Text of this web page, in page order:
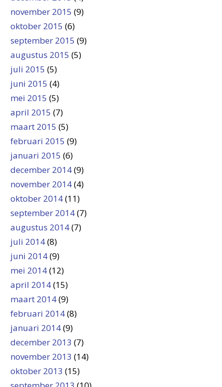
november 2015 (9)
oktober 2015 (6)
september 2015 (9)
augustus 2015 (5)
juli 2015 (5)
juni 2015 (4)
mei 2015 (5)
april 2015 (7)
maart 2015 (5)
februari 2015 (9)
januari 2015 (6)
december 2014(9)
november 2014(4)
oktober 2014(11)
september 2014(7)
augustus 2014(7)
juli 2014(8)
juni 2014(9)
mei 2014(12)
april 2014(15)
maart 2014(9)
februari 2014(8)
januari 2014(9)
december 2013 (7)
november 2013 (14)
oktober 2013 (15)